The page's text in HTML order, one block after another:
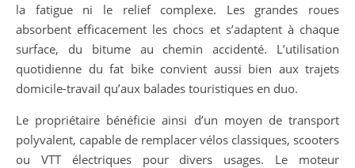
la fatigue ni le relief complexe. Les grandes roues
absorbent efficacement les chocs et s’adaptent à chaque
surface, du bitume au chemin accidenté. L’utilisation
quotidienne du fat bike convient aussi bien aux trajets
domicile-travail qu’aux balades touristiques en duo.
Le propriétaire bénéficie ainsi d’un moyen de transport
polyvalent, capable de remplacer vélos classiques, scooters
ou VTT électriques pour divers usages. Le moteur